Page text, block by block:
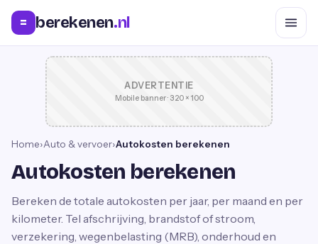
= berekenen.nl
ADVERTENTIE
Mobile banner · 320 × 100
Home›Auto & vervoer›Autokosten berekenen
Autokosten berekenen
Bereken de totale autokosten per jaar, per maand en per
kilometer. Tel afschrijving, brandstof of stroom,
verzekering, wegenbelasting (MRB), onderhoud en